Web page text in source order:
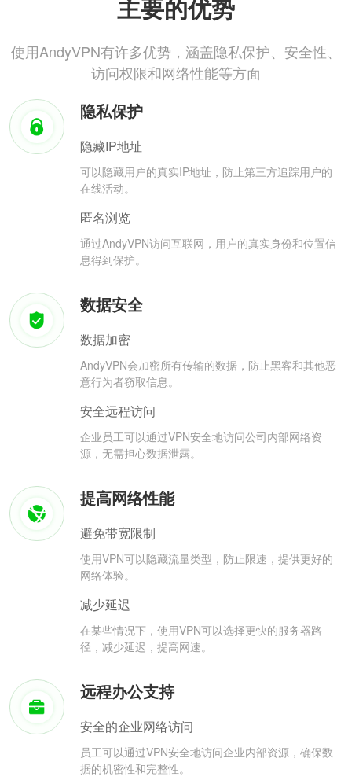
主要的优势
使用AndyVPN有许多优势，涵盖隐私保护、安全性、
访问权限和网络性能等方面
隐私保护
隐藏IP地址
可以隐藏用户的真实IP地址，防止第三方追踪用户的
在线活动。
匿名浏览
通过AndyVPN访问互联网，用户的真实身份和位置信
息得到保护。
数据安全
数据加密
AndyVPN会加密所有传输的数据，防止黑客和其他恶
意行为者窃取信息。
安全远程访问
企业员工可以通过VPN安全地访问公司内部网络资
源，无需担心数据泄露。
提高网络性能
避免带宽限制
使用VPN可以隐藏流量类型，防止限速，提供更好的
网络体验。
减少延迟
在某些情况下，使用VPN可以选择更快的服务器路
径，减少延迟，提高网速。
远程办公支持
安全的企业网络访问
员工可以通过VPN安全地访问企业内部资源，确保数
据的机密性和完整性。